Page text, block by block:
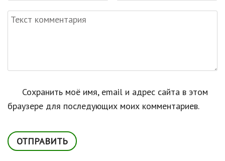
Сохранить моё имя, email и адрес сайта в этом
браузере для последующих моих комментариев.